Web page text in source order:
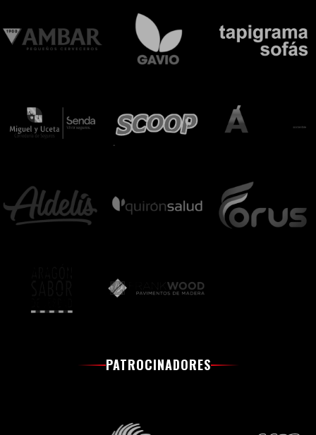
PATROCINADORES